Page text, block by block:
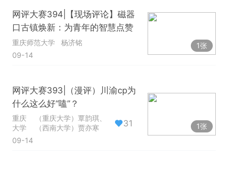
网评大赛394|【现场评论】磁器
口古镇焕新：为青年的智慧点赞
重庆师范大学
杨济铭
09-14
1张
网评大赛393|（漫评）川渝cp为
什么这么好“嗑”？
重庆
大学
（重庆大学）覃韵琪、
（西南大学）贾亦寒
31
09-14
1张